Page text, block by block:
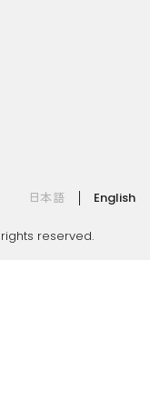
日本語
English
reserved.